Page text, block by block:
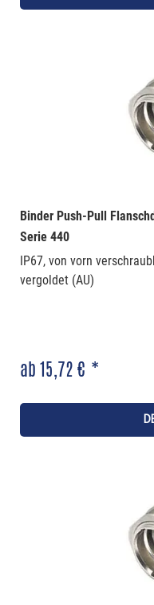
Binder Push-Pull
Serie 440
IP67, von vorn
vergoldet (AU)
ab 15,72 € *